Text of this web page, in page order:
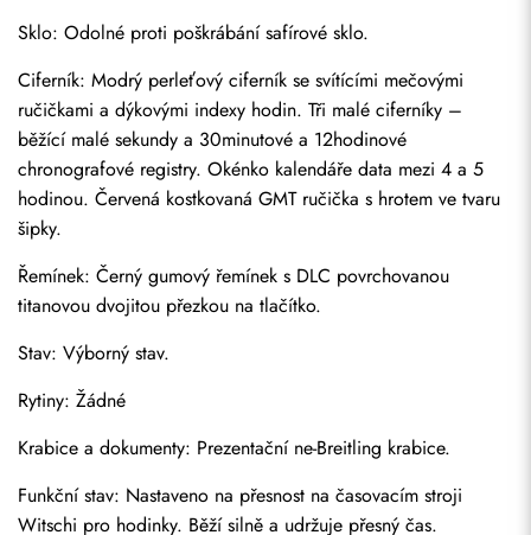
Sklo: Odolné proti poškrábání safírové sklo.
Ciferník: Modrý perleťový ciferník se svítícími mečovými
ručičkami a dýkovými indexy hodin. Tři malé ciferníky –
běžící malé sekundy a 30minutové a 12hodinové
chronografové registry. Okénko kalendáře data mezi 4 a 5
hodinou. Červená kostkovaná GMT ručička s hrotem ve tvaru
šipky.
Řemínek: Černý gumový řemínek s DLC povrchovanou
titanovou dvojitou přezkou na tlačítko.
Stav: Výborný stav.
Rytiny: Žádné
Krabice a dokumenty: Prezentační ne-Breitling krabice.
Funkční stav: Nastaveno na přesnost na časovacím stroji
Witschi pro hodinky. Běží silně a udržuje přesný čas.